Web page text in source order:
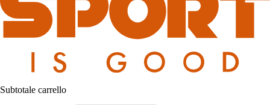
Subtotale carrello